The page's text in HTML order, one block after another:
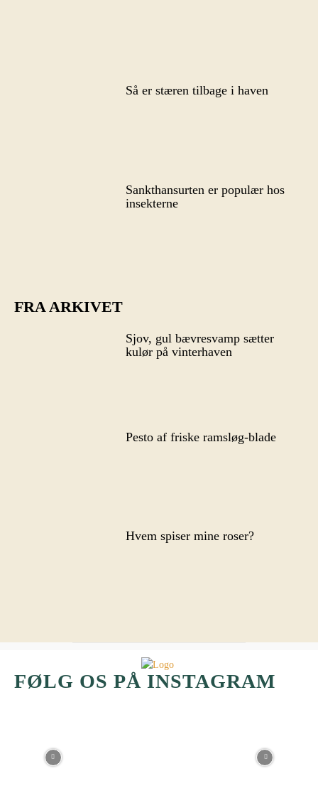
Så er stæren tilbage i haven
Sankthansurten er populær hos
insekterne
FRA ARKIVET
Sjov, gul bævresvamp sætter
kulør på vinterhaven
Pesto af friske ramsløg-blade
Hvem spiser mine roser?
FØLG OS PÅ INSTAGRAM